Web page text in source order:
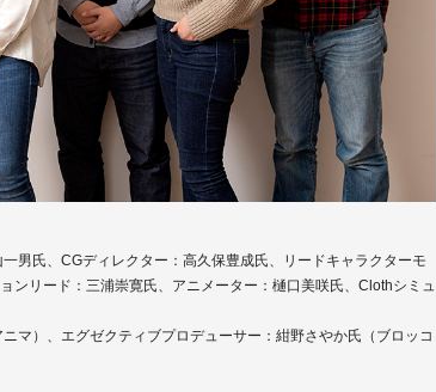
男氏、CGディレクター：高久保豊成氏、リードキャラクターモ
ンリード：三浦崇寛氏、アニメーター：樋口美咲氏、Clothシミュ
マ）、エグゼクティブプロデューサー：紺野さやか氏（ブロッコ